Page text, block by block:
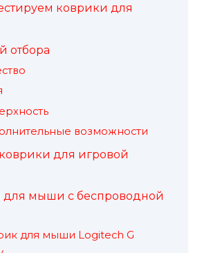
коврики для
отбора
возможности
для игровой
для мыши с беспроводной
для мыши Logitech G